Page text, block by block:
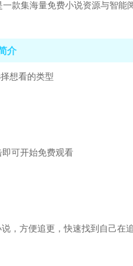
款集海量免费小说资源与智能
介
想看的类型
可开始免费观看
，方便追更，快速找到自己在